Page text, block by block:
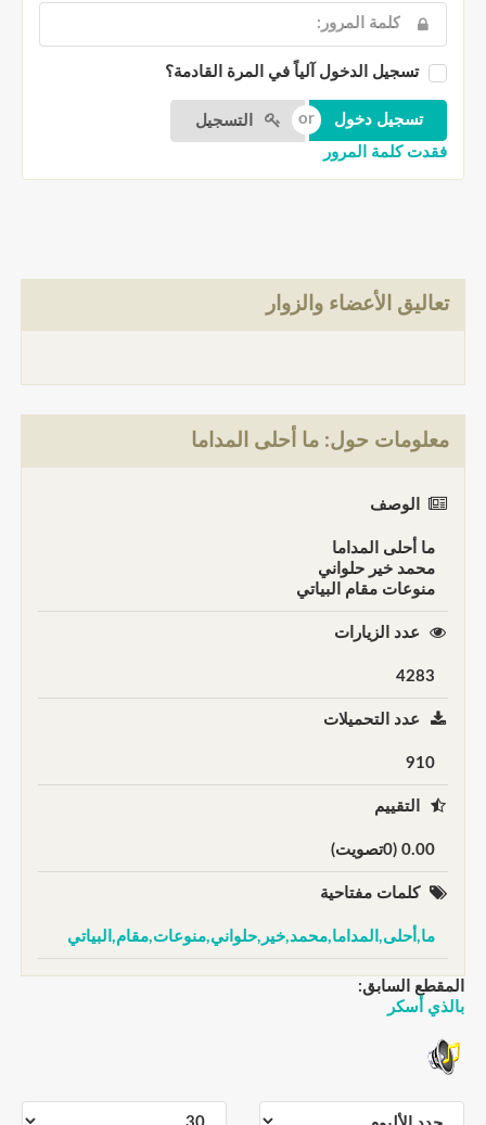
تسجيل الدخول آلياً في المرة القادمة؟
التسجيل
فقدت كلمة المرور
تعاليق الأعضاء والزوار
معلومات حول: ما أحلى المداما
الوصف
ما أحلى المداما
محمد خير حلواني
منوعات مقام البياتي
عدد الزيارات
4283
عدد التحميلات
910
التقييم
0.00 (0تصويت)
كلمات مفتاحية
ما,أحلى,المداما,محمد,خير,حلواني,منوعات,مقام,البياتي
المقطع السابق:
بالذي أسكر